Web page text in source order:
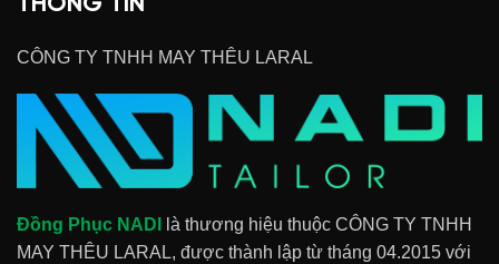
CÔNG TY TNHH MAY THÊU LARAL
Đồng Phục NADI
là thương hiệu thuộc CÔNG TY TNHH
MAY THÊU LARAL, được thành lập từ tháng 04.2015 với